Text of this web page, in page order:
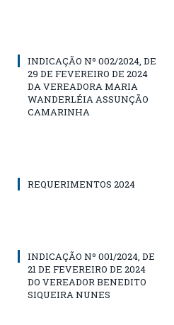
INDICAÇÃO Nº 002/2024, DE
29 DE FEVEREIRO DE 2024
DA VEREADORA MARIA
WANDERLÉIA ASSUNÇÃO
CAMARINHA
REQUERIMENTOS 2024
INDICAÇÃO Nº 001/2024, DE
21 DE FEVEREIRO DE 2024
DO VEREADOR BENEDITO
SIQUEIRA NUNES